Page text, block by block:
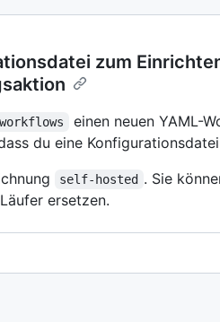
zum
einen neuen YAML-
du eine
self-hosted . Sie
ersetzen.